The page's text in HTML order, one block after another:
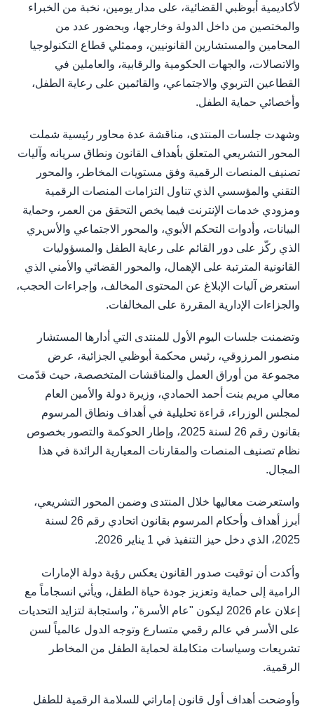
لأكاديمية أبوظبي القضائية، على مدار يومين، نخبة من الخبراء
والمختصين من داخل الدولة وخارجها، وبحضور عدد من
المحامين والمستشارين القانونيين، وممثلي قطاع التكنولوجيا
والاتصالات، والجهات الحكومية والرقابية، والعاملين في
القطاعين التربوي والاجتماعي، والقائمين على رعاية الطفل،
وأخصائي حماية الطفل.
وشهدت جلسات المنتدى، مناقشة عدة محاور رئيسية شملت
المحور التشريعي المتعلق بأهداف القانون ونطاق سريانه وآليات
تصنيف المنصات الرقمية وفق مستويات المخاطر، والمحور
التقني والمؤسسي الذي تناول التزامات المنصات الرقمية
ومزودي خدمات الإنترنت فيما يخص التحقق من العمر، وحماية
البيانات، وأدوات التحكم الأبوي، والمحور الاجتماعي والأسري
الذي ركّز على دور القائم على رعاية الطفل والمسؤوليات
القانونية المترتبة على الإهمال، والمحور القضائي والأمني الذي
استعرض آليات الإبلاغ عن المحتوى المخالف، وإجراءات الحجب،
والجزاءات الإدارية المقررة على المخالفات.
وتضمنت جلسات اليوم الأول للمنتدى التي أدارها المستشار
منصور المرزوقي، رئيس محكمة أبوظبي الجزائية، عرض
مجموعة من أوراق العمل والمناقشات المتخصصة، حيث قدّمت
معالي مريم بنت أحمد الحمادي، وزيرة دولة والأمين العام
لمجلس الوزراء، قراءة تحليلية في أهداف ونطاق المرسوم
بقانون رقم 26 لسنة 2025، وإطار الحوكمة والتصور بخصوص
نظام تصنيف المنصات والمقارنات المعيارية الرائدة في هذا
المجال.
واستعرضت معاليها خلال المنتدى وضمن المحور التشريعي،
أبرز أهداف وأحكام المرسوم بقانون اتحادي رقم 26 لسنة
2025، الذي دخل حيز التنفيذ في 1 يناير 2026.
وأكدت أن توقيت صدور القانون يعكس رؤية دولة الإمارات
الرامية إلى حماية وتعزيز جودة حياة الطفل، ويأتي انسجاماً مع
إعلان عام 2026 ليكون "عام الأسرة"، واستجابة لتزايد التحديات
على الأسر في عالم رقمي متسارع وتوجه الدول عالمياً لسن
تشريعات وسياسات متكاملة لحماية الطفل من المخاطر
الرقمية.
وأوضحت أهداف أول قانون إماراتي للسلامة الرقمية للطفل